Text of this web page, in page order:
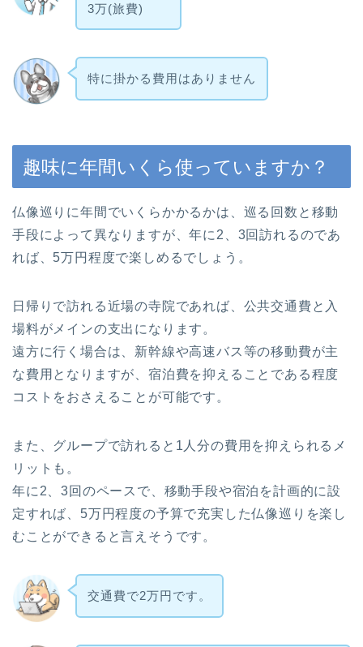
3万(旅費)
特に掛かる費用はありません
趣味に年間いくら使っていますか？
仏像巡りに年間でいくらかかるかは、巡る回数と移動
手段によって異なりますが、年に2、3回訪れるのであ
れば、5万円程度で楽しめるでしょう。
日帰りで訪れる近場の寺院であれば、公共交通費と入
場料がメインの支出になります。
遠方に行く場合は、新幹線や高速バス等の移動費が主
な費用となりますが、宿泊費を抑えることである程度
コストをおさえることが可能です。
また、グループで訪れると1人分の費用を抑えられるメ
リットも。
年に2、3回のペースで、移動手段や宿泊を計画的に設
定すれば、5万円程度の予算で充実した仏像巡りを楽し
むことができると言えそうです。
交通費で2万円です。